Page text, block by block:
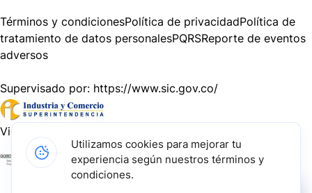
Términos y condicionesPolítica de privacidadPolítica de
tratamiento de datos personalesPQRSReporte de eventos
adversos
Supervisado por: https://www.sic.gov.co/
Vigilado por:
Gracias a nuestros impulsadores, podemos presentarte la
Utilizamos cookies para mejorar tu
experiencia según nuestros términos y
condiciones.